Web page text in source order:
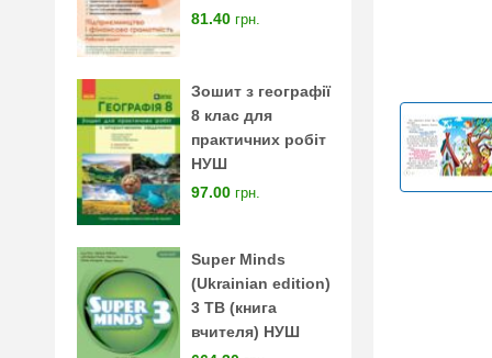
тестові завдання 8
81.40 грн.
Зошит з географії
8 клас для
практичних робіт
НУШ
97.00 грн.
Super Minds
(Ukrainian edition)
3 TB (книга
вчителя) НУШ